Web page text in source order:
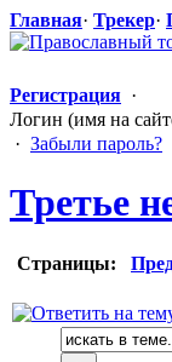
Главная· Трекер·
Регистрация ·
Логин (имя на
· Забыли пароль?
Третье
Страницы: